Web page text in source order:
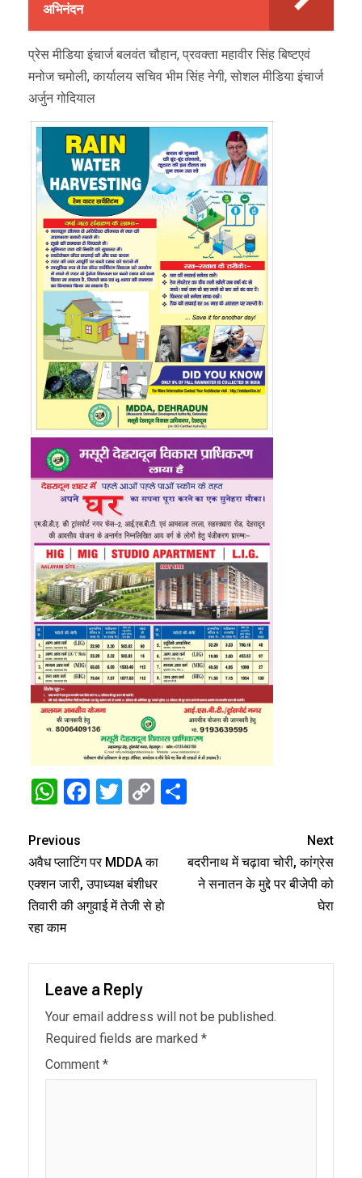
अभिनंदन
प्रेस मीडिया इंचार्ज बलवंत चौहान, प्रवक्ता महावीर सिंह बिष्टएवं
मनोज चमोली, कार्यालय सचिव भीम सिंह नेगी, सोशल मीडिया इंचार्ज
अर्जुन गोदियाल
WhatsApp
Facebook
Twitter
Copy
Previous
अवैध प्लाटिंग पर MDDA का
एक्शन जारी, उपाध्यक्ष बंशीधर
तिवारी की अगुवाई में तेजी से हो
रहा काम
Next
बदरीनाथ में चढ़ावा चोरी, कांग्रेस
ने सनातन के मुद्दे पर बीजेपी को
घेरा
Leave a Reply
Your email address will not be published.
Required fields are marked *
Comment *